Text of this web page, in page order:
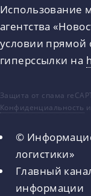
Использование
агентства
условии прямой
гиперссылки на
Защита от спама
Конфиденциальность
©
логистики»
Главный
информации